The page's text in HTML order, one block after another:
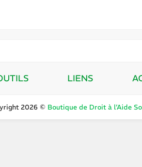
LIENS
2026 © Boutique de Droit à l’Aide